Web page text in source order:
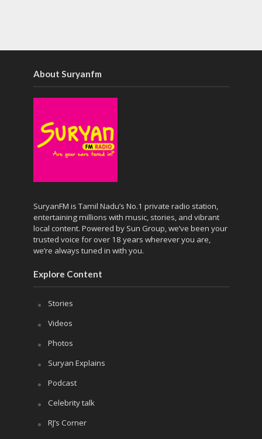
About Suryanfm
SuryanFM is Tamil Nadu’s No.1 private radio station,
entertaining millions with music, stories, and vibrant
local content. Powered by Sun Group, we’ve been your
trusted voice for over 18 years wherever you are,
we’re always tuned in with you.
Explore Content
Stories
Videos
Photos
Suryan Explains
Podcast
Celebrity talk
RJ’s Corner